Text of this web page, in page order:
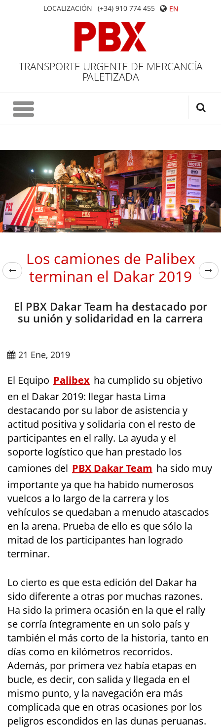
LOCALIZACIÓN (+34) 910 774 455 EN
TRANSPORTE URGENTE DE MERCANCÍA
PALETIZADA
Los camiones de Palibex
terminan el Dakar 2019
El PBX Dakar Team ha destacado por
su unión y solidaridad en la carrera
21 Ene, 2019
El Equipo Palibex ha cumplido su objetivo
en el Dakar 2019: llegar hasta Lima
destacando por su labor de asistencia y
actitud positiva y solidaria con el resto de
participantes en el rally. La ayuda y el
soporte logístico que han prestado los
camiones del PBX Dakar Team ha sido muy
importante ya que ha habido numerosos
vuelcos a lo largo de la carrera y los
vehículos se quedaban a menudo atascados
en la arena. Prueba de ello es que sólo la
mitad de los participantes han logrado
terminar.
Lo cierto es que esta edición del Dakar ha
sido diferente a otras por muchas razones.
Ha sido la primera ocasión en la que el rally
se corría íntegramente en un solo país y
también el más corto de la historia, tanto en
días como en kilómetros recorridos.
Además, por primera vez había etapas en
bucle, es decir, con salida y llegada en el
mismo punto, y la navegación era más
complicada que en otras ocasiones por los
peligros escondidos en las dunas peruanas.